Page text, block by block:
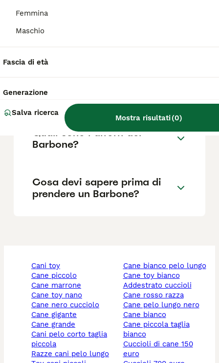
Femmina
Maschio
Fascia di età
Generazione
Salva ricerca
Mostra risultati(0)
Quanto dura la vita di un
Barbone?
Quali sono i difetti del
Barbone?
Cosa devi sapere prima di
prendere un Barbone?
cani toy
cane piccolo
cane marrone
cane toy nano
cane nero cucciolo
cane gigante
cane grande
cani pelo corto taglia
piccola
razze cani pelo lungo
cane bianco pelo lungo
cane toy bianco
addestrato cuccioli
cane rosso razza
cane pelo lungo nero
cane bianco
cane piccola taglia
bianco
cuccioli di cane 150
euro